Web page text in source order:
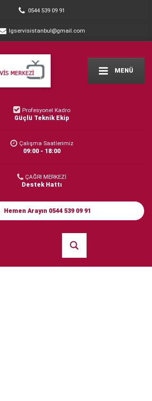
0544 539 09 91
lgservisistanbul@gmail.com
MENÜ
Profesyonel Kadro
Güçlü Teknik Ekip
Çalışma Saatlerimiz
09:00 - 18:00
ÇAĞRI MERKEZİ
Destek Hattı
Hemen Arayın 0544 539 09 91